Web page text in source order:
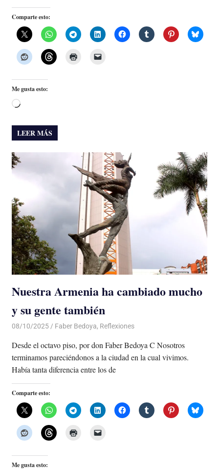
Comparte esto:
Me gusta esto:
Cargando...
LEER MÁS
Nuestra Armenia ha cambiado mucho
y su gente también
08/10/2025 De todo un Poco
Faber Bedoya, Reflexiones
Desde el octavo piso, por don Faber Bedoya C Nosotros
terminamos pareciéndonos a la ciudad en la cual vivimos.
Había tanta diferencia entre los de
Comparte esto:
Me gusta esto: